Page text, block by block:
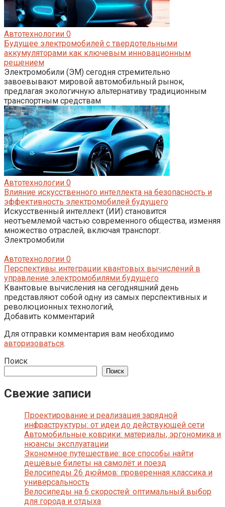
Автотехнологии 0
Будущее электромобилей с твердотельными
аккумуляторами как ключевым инновационным
решением
Электромобили (ЭМ) сегодня стремительно
завоевывают мировой автомобильный рынок,
предлагая экологичную альтернативу традиционным
транспортным средствам
Автотехнологии 0
Влияние искусственного интеллекта на безопасность и
эффективность электромобилей будущего
Искусственный интеллект (ИИ) становится
неотъемлемой частью современного общества, изменяя
множество отраслей, включая транспорт.
Электромобили
Автотехнологии 0
Перспективы интеграции квантовых вычислений в
управление электромобилями будущего
Квантовые вычисления на сегодняшний день
представляют собой одну из самых перспективных и
революционных технологий,
Добавить комментарий
Для отправки комментария вам необходимо
авторизоваться.
Поиск
Поиск
Свежие записи
Проектирование и реализация зарядной
инфраструктуры: от идеи до действующей сети
Автомобильные коврики: материалы, эргономика и
нюансы эксплуатации
Экономное путешествие: все способы найти
дешёвые билеты на самолёт и поезд
Велосипеды 26 дюймов: проверенная классика и
универсальность
Велосипеды на 6 скоростей: оптимальный выбор
для города и отдыха